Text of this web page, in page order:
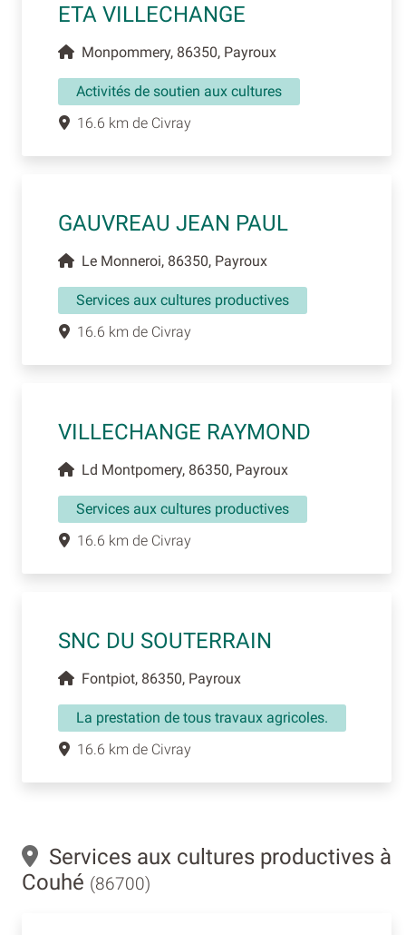
ETA VILLECHANGE
Monpommery, 86350, Payroux
Activités de soutien aux cultures
16.6 km de Civray
GAUVREAU JEAN PAUL
Le Monneroi, 86350, Payroux
Services aux cultures productives
16.6 km de Civray
VILLECHANGE RAYMOND
Ld Montpomery, 86350, Payroux
Services aux cultures productives
16.6 km de Civray
SNC DU SOUTERRAIN
Fontpiot, 86350, Payroux
La prestation de tous travaux agricoles.
16.6 km de Civray
Services aux cultures productives à
Couhé (86700)